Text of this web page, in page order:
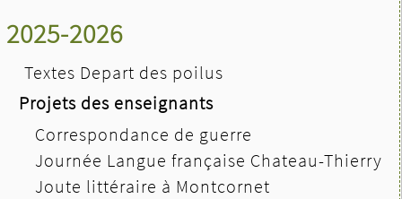
2025-2026
Textes Depart des poilus
Projets des enseignants
Correspondance de guerre
Journée Langue française Chateau-Thierry
Joute littéraire à Montcornet